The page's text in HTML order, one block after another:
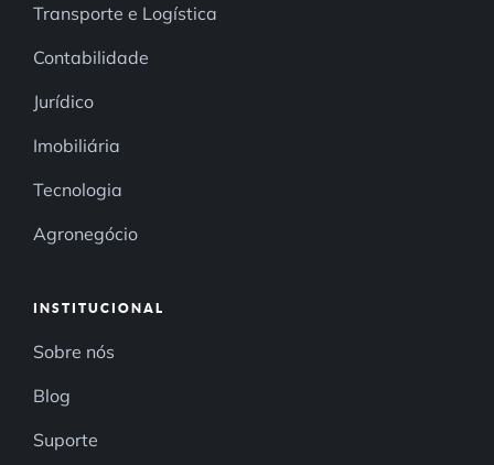
Transporte e Logística
Contabilidade
Jurídico
Imobiliária
Tecnologia
Agronegócio
INSTITUCIONAL
Sobre nós
Blog
Suporte